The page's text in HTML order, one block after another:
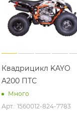
Квадрицикл KAYO
A200 ПТС
Много
Арт.: 1560012-824-7783